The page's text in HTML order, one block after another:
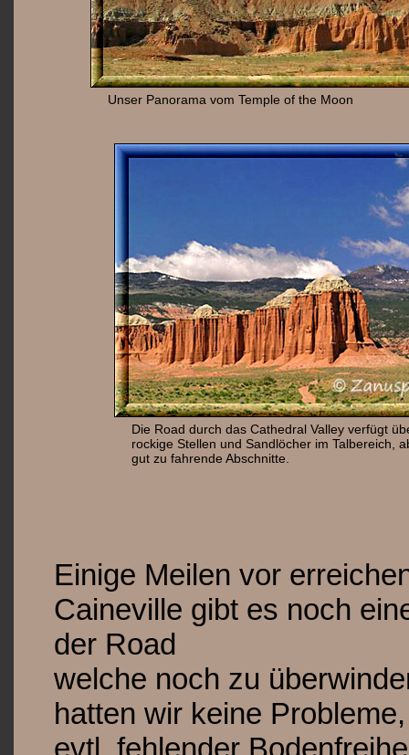
Unser Panorama vom Temple of the Moon
Die Road durch das Cathedral Valley verfügt
rockige Stellen und Sandlöcher im Talbereich,
gut zu fahrende Abschnitte.
Einige Meilen vor
Caineville gibt es noch
der Road
welche noch zu
hatten wir keine
evtl. fehlender